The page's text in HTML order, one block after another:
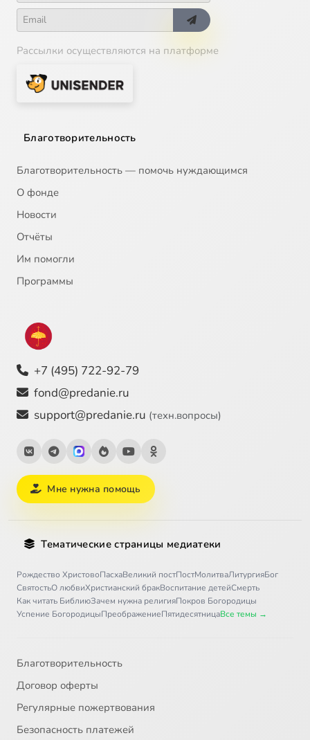
Рассылки осуществляются на платформе
Благотворительность
Благотворительность — помочь нуждающимся
О фонде
Новости
Отчёты
Им помогли
Программы
+7 (495) 722-92-79
fond@predanie.ru
support@predanie.ru (техн.вопросы)
Мне нужна помощь
Тематические страницы медиатеки
Рождество ХристовоПасхаВеликий постПостМолитваЛитургияБог
СвятостьО любвиХристианский бракВоспитание детейСмерть
Как читать БиблиюЗачем нужна религияПокров Богородицы
Успение БогородицыПреображениеПятидесятницаВсе темы →
Благотворительность
Договор оферты
Регулярные пожертвования
Безопасность платежей